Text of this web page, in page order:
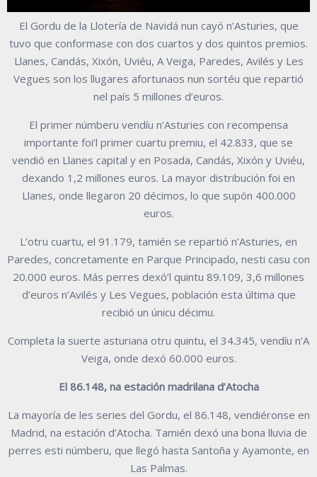
El Gordu de la Llotería de Navidá nun cayó n’Asturies, que
tuvo que conformase con dos cuartos y dos quintos premios.
Llanes, Candás, Xixón, Uviéu, A Veiga, Paredes, Avilés y Les
Vegues son los llugares afortunaos nun sortéu que repartió
nel país 5 millones d’euros.
El primer númberu vendíu n’Asturies con recompensa
importante foi’l primer cuartu premiu, el 42.833, que se
vendió en Llanes capital y en Posada, Candás, Xixón y Uviéu,
dexando 1,2 millones euros. La mayor distribución foi en
Llanes, onde llegaron 20 décimos, lo que supón 400.000
euros.
L’otru cuartu, el 91.179, tamién se repartió n’Asturies, en
Paredes, concretamente en Parque Principado, nesti casu con
20.000 euros. Más perres dexó’l quintu 89.109, 3,6 millones
d’euros n’Avilés y Les Vegues, población esta última que
recibió un únicu décimu.
Completa la suerte asturiana otru quintu, el 34.345, vendíu n’A
Veiga, onde dexó 60.000 euros.
El 86.148, na estación madrilana d’Atocha
La mayoría de les series del Gordu, el 86.148, vendiéronse en
Madrid, na estación d’Atocha. Tamién dexó una bona lluvia de
perres esti númberu, que llegó hasta Santoña y Ayamonte, en
Las Palmas.